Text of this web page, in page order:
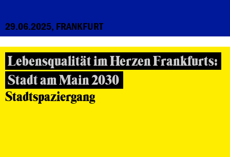
29.06.2025, FRANKFURT
Lebensqualität im Herzen Frankfurts:
Stadt am Main 2030
Stadtspaziergang